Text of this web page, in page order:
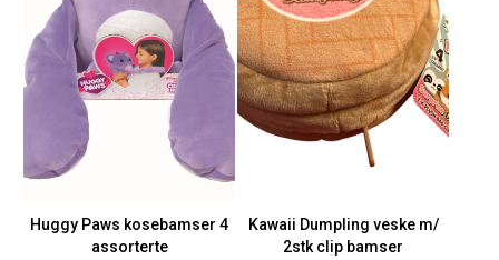
Huggy Paws kosebamser 4
assorterte
Kawaii Dumpling veske m/
2stk clip bamser